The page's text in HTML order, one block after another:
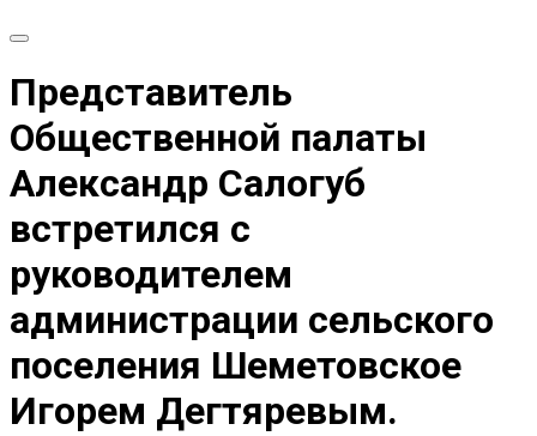
Представитель
Общественной палаты
Александр Салогуб
встретился с
руководителем
администрации сельского
поселения Шеметовское
Игорем Дегтяревым.